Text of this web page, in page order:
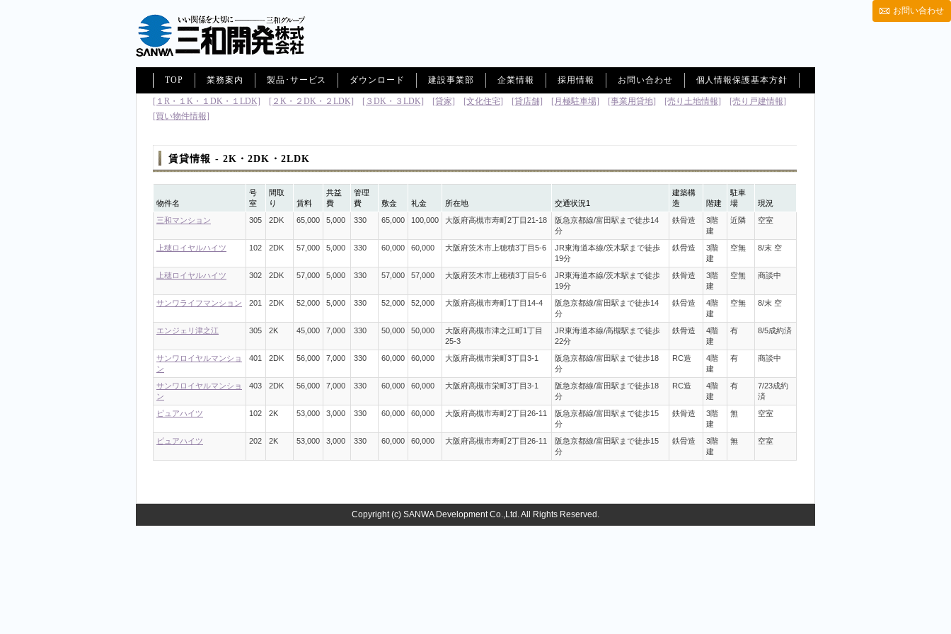
お問い合わせ
TOP 業務案内 製品･サービス ダウンロード 建設事業部 企業情報 採用情報 お問い合わせ 個人情報保護基本方針
[１R・１K・１DK・１LDK] [２K・２DK・２LDK] [３DK・３LDK] [貸家] [文化住宅] [貸店舗] [月極駐車場] [事業用貸地] [売り土地情報]
[売り戸建情報]
[買い物件情報]
賃貸情報 - 2K・2DK・2LDK
物件名
号
室
間取
り
賃料
共益
費
管理
費
敷金 礼金 所在地 交通状況1
建築構
造
階建
駐車
場
現況
三和マンション
305 2DK 65,000 5,000 330 65,000 100,000 大阪府高槻市寿町2丁目21-18
阪急京都線/富田駅まで徒歩14
分
鉄骨造
3階
建
近隣 空室
上穂ロイヤルハイツ 102 2DK 57,000 5,000 330 60,000 60,000 大阪府茨木市上穂積3丁目5-6
JR東海道本線/茨木駅まで徒歩
19分
鉄骨造
3階
建
空無 8/末 空
上穂ロイヤルハイツ 302 2DK 57,000 5,000 330 57,000 57,000 大阪府茨木市上穂積3丁目5-6
JR東海道本線/茨木駅まで徒歩
19分
鉄骨造
3階
建
空無 商談中
サンワライフマンション 201 2DK 52,000 5,000 330 52,000 52,000 大阪府高槻市寿町1丁目14-4
阪急京都線/富田駅まで徒歩14
分
鉄骨造
4階
建
空無 8/末 空
エンジェリ津之江 305 2K 45,000 7,000 330 50,000 50,000
大阪府高槻市津之江町1丁目
25-3
JR東海道本線/高槻駅まで徒歩
22分
鉄骨造
4階
建
有 8/5成約済
サンワロイヤルマンショ
ン
401 2DK 56,000 7,000 330 60,000 60,000 大阪府高槻市栄町3丁目3-1
阪急京都線/富田駅まで徒歩18
分
RC造
4階
建
有 商談中
サンワロイヤルマンショ
ン
403 2DK 56,000 7,000 330 60,000 60,000 大阪府高槻市栄町3丁目3-1
阪急京都線/富田駅まで徒歩18
分
RC造
4階
建
有
7/23成約
済
ピュアハイツ
102 2K 53,000 3,000 330 60,000 60,000 大阪府高槻市寿町2丁目26-11
阪急京都線/富田駅まで徒歩15
分
鉄骨造
3階
建
無 空室
ピュアハイツ 202 2K 53,000 3,000 330 60,000 60,000 大阪府高槻市寿町2丁目26-11
阪急京都線/富田駅まで徒歩15
分
鉄骨造
3階
建
無 空室
Copyright (c) SANWA Development Co.,Ltd. All Rights Reserved.